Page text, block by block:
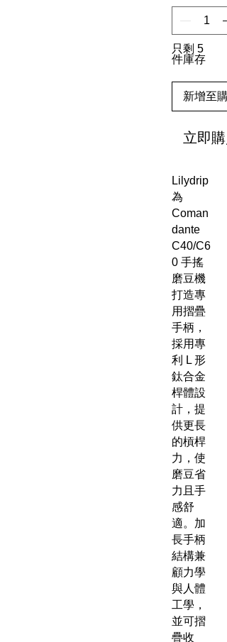
只剩 5
件庫存
新增至購
立即購
Lilydrip
為
Coman
dante
C40/C6
0 手搖
磨豆機
打造專
用摺疊
手柄，
採用專
利 L 形
鈦合金
桿體設
計，提
供更長
的槓桿
力，使
磨豆省
力且手
感舒
適。加
長手柄
結構兼
顧力學
與人體
工學，
並可摺
疊收